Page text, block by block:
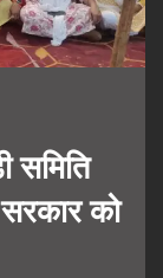
समिति
सरकार को